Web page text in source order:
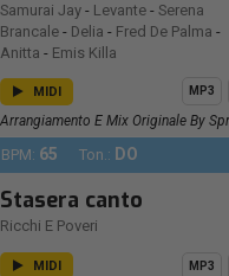
Samurai Jay - Levante - Serena
Brancale - Delia - Fred De Palma -
Anitta - Emis Killa
MIDI MP3
Arrangiamento E Mix Originale By
BPM: 65 Ton.: DO
Stasera canto
Ricchi E Poveri
MIDI MP3